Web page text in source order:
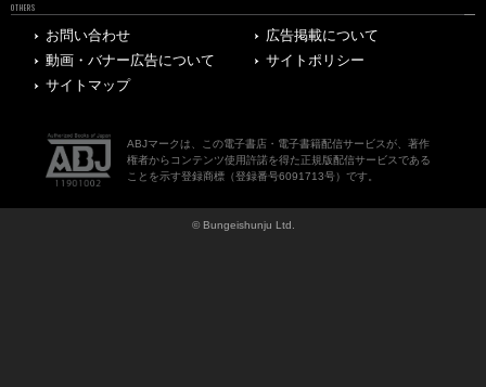
OTHERS
お問い合わせ
広告掲載について
動画・バナー広告について
サイトポリシー
サイトマップ
ABJマークは、この電子書店・電子書籍配信サービスが、著作
権者からコンテンツ使用許諾を得た正規版配信サービスである
ことを示す登録商標（登録番号6091713号）です。
© Bungeishunju Ltd.